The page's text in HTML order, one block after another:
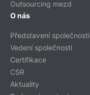
Outsourcing mezd
O nás
Představení společnosti
Vedení společnosti
Certifikace
CSR
Aktuality